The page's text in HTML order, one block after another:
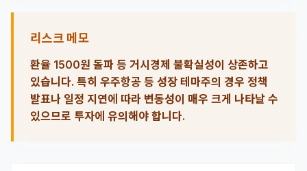
리스크 메모
환율 1500원 돌파 등 거시경제 불확실성이 상존하고
있습니다. 특히 우주항공 등 성장 테마주의 경우 정책
발표나 일정 지연에 따라 변동성이 매우 크게 나타날 수
있으므로 투자에 유의해야 합니다.